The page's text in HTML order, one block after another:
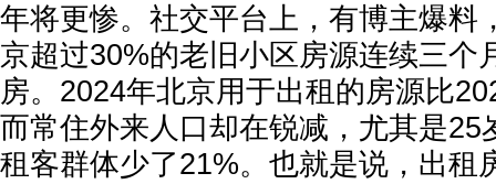
年将更惨。社交平台上，有博主爆料
京超过30%的老旧小区房源连续三个
房。2024年北京用于出租的房源比
而常住外来人口却在锐减，尤其是25
租客群体少了21%。也就是说，出租